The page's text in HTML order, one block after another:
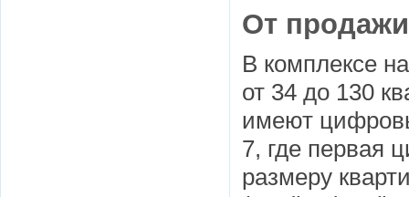
От
В комплексе
от 34 до 130
имеют
7, где первая
размеру